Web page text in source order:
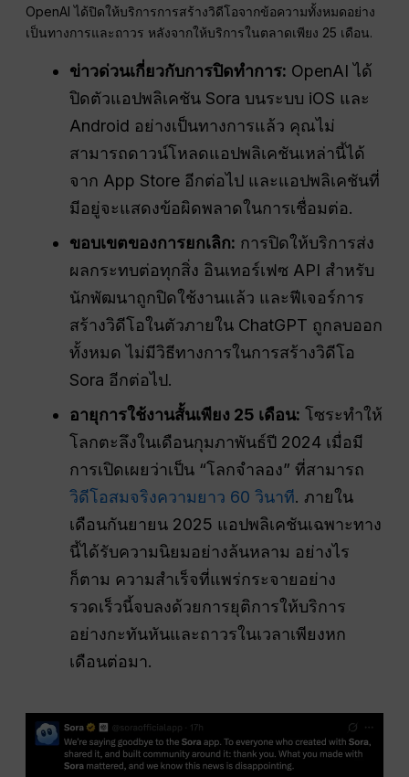
OpenAI ได้ปิดให้บริการการสร้างวิดีโอจากข้อความทั้งหมดอย่าง
เป็นทางการและถาวร หลังจากให้บริการในตลาดเพียง 25 เดือน.
ข่าวด่วนเกี่ยวกับการปิดทำการ: OpenAI ได้
ปิดตัวแอปพลิเคชัน Sora บนระบบ iOS และ
Android อย่างเป็นทางการแล้ว คุณไม่
สามารถดาวน์โหลดแอปพลิเคชันเหล่านี้ได้
จาก App Store อีกต่อไป และแอปพลิเคชันที่
มีอยู่จะแสดงข้อผิดพลาดในการเชื่อมต่อ.
ขอบเขตของการยกเลิก: การปิดให้บริการส่ง
ผลกระทบต่อทุกสิ่ง อินเทอร์เฟซ API สำหรับ
นักพัฒนาถูกปิดใช้งานแล้ว และฟีเจอร์การ
สร้างวิดีโอในตัวภายใน ChatGPT ถูกลบออก
ทั้งหมด ไม่มีวิธีทางการในการสร้างวิดีโอ
Sora อีกต่อไป.
อายุการใช้งานสั้นเพียง 25 เดือน: โซระทำให้
โลกตะลึงในเดือนกุมภาพันธ์ปี 2024 เมื่อมี
การเปิดเผยว่าเป็น “โลกจำลอง” ที่สามารถ
วิดีโอสมจริงความยาว 60 วินาที. ภายใน
เดือนกันยายน 2025 แอปพลิเคชันเฉพาะทาง
นี้ได้รับความนิยมอย่างล้นหลาม อย่างไร
ก็ตาม ความสำเร็จที่แพร่กระจายอย่าง
รวดเร็วนี้จบลงด้วยการยุติการให้บริการ
อย่างกะทันหันและถาวรในเวลาเพียงหก
เดือนต่อมา.